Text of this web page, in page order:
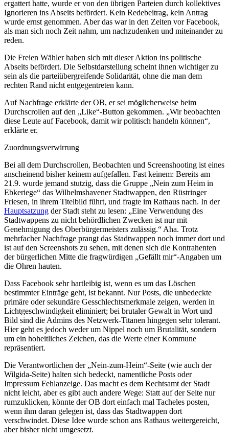
ergattert hatte, wurde er von den übrigen Parteien durch kollektives
Ignorieren ins Abseits befördert. Kein Redebeitrag, kein Antrag
wurde ernst genommen. Aber das war in den Zeiten vor Facebook,
als man sich noch Zeit nahm, um nachzudenken und miteinander zu
reden.
Die Freien Wähler haben sich mit dieser Aktion ins politische
Abseits befördert. Die Selbstdarstellung scheint ihnen wichtiger zu
sein als die parteiübergreifende Solidarität, ohne die man dem
rechten Rand nicht entgegentreten kann.
Auf Nachfrage erklärte der OB, er sei möglicherweise beim
Durchscrollen auf den „Like“-Button gekommen. „Wir beobachten
diese Leute auf Facebook, damit wir politisch handeln können“,
erklärte er.
Zuordnungsverwirrung
Bei all dem Durchscrollen, Beobachten und Screenshooting ist eines
anscheinend bisher keinem aufgefallen. Fast keinem: Bereits am
21.9. wurde jemand stutzig, dass die Gruppe „Nein zum Heim in
Ebkeriege“ das Wilhelmshavener Stadtwappen, den Rüstringer
Friesen, in ihrem Titelbild führt, und fragte im Rathaus nach. In der
Hauptsatzung der Stadt steht zu lesen: „Eine Verwendung des
Stadtwappens zu nicht behördlichen Zwecken ist nur mit
Genehmigung des Oberbürgermeisters zulässig.“ Aha. Trotz
mehrfacher Nachfrage prangt das Stadtwappen noch immer dort und
ist auf den Screenshots zu sehen, mit denen sich die Kontrahenten
der bürgerlichen Mitte die fragwürdigen „Gefällt mir“-Angaben um
die Ohren hauten.
Dass Facebook sehr hartleibig ist, wenn es um das Löschen
bestimmter Einträge geht, ist bekannt. Nur Posts, die unbedeckte
primäre oder sekundäre Gesschlechtsmerkmale zeigen, werden in
Lichtgeschwindigkeit eliminiert; bei brutaler Gewalt in Wort und
Bild sind die Admins des Netzwerk-Titanen hingegen sehr tolerant.
Hier geht es jedoch weder um Nippel noch um Brutalität, sondern
um ein hoheitliches Zeichen, das die Werte einer Kommune
repräsentiert.
Die Verantwortlichen der „Nein-zum-Heim“-Seite (wie auch der
Wilgida-Seite) halten sich bedeckt, namentliche Posts oder
Impressum Fehlanzeige. Das macht es dem Rechtsamt der Stadt
nicht leicht, aber es gibt auch andere Wege: Statt auf der Seite nur
rumzuklicken, könnte der OB dort einfach mal Tacheles posten,
wenn ihm daran gelegen ist, dass das Stadtwappen dort
verschwindet. Diese Idee wurde schon ans Rathaus weitergereicht,
aber bisher nicht umgesetzt.